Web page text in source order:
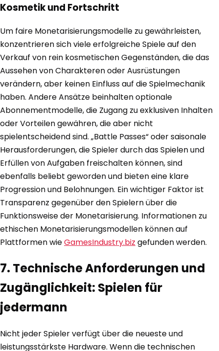
Kosmetik und Fortschritt
Um faire Monetarisierungsmodelle zu gewährleisten,
konzentrieren sich viele erfolgreiche Spiele auf den
Verkauf von rein kosmetischen Gegenständen, die das
Aussehen von Charakteren oder Ausrüstungen
verändern, aber keinen Einfluss auf die Spielmechanik
haben. Andere Ansätze beinhalten optionale
Abonnementmodelle, die Zugang zu exklusiven Inhalten
oder Vorteilen gewähren, die aber nicht
spielentscheidend sind. „Battle Passes“ oder saisonale
Herausforderungen, die Spieler durch das Spielen und
Erfüllen von Aufgaben freischalten können, sind
ebenfalls beliebt geworden und bieten eine klare
Progression und Belohnungen. Ein wichtiger Faktor ist
Transparenz gegenüber den Spielern über die
Funktionsweise der Monetarisierung. Informationen zu
ethischen Monetarisierungsmodellen können auf
Plattformen wieGamesIndustry.biz gefunden werden.
7. Technische Anforderungen und
Zugänglichkeit: Spielen für
jedermann
Nicht jeder Spieler verfügt über die neueste und
leistungsstärkste Hardware. Wenn die technischen